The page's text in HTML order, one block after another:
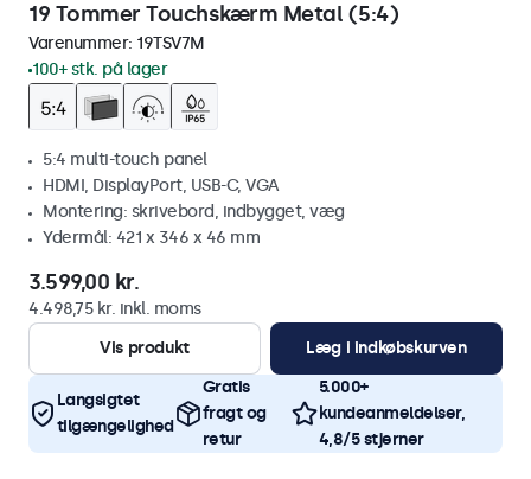
19 Tommer Touchskærm Metal (5:4)
Varenummer: 19TSV7M
100+ stk. på lager
5:4 multi-touch panel
HDMI, DisplayPort, USB-C, VGA
Montering: skrivebord, indbygget, væg
Ydermål: 421 x 346 x 46 mm
3.599,00 kr.
4.498,75 kr. inkl. moms
Vis produkt
Læg i indkøbskurven
Langsigtet
tilgængelighed
Gratis
fragt og
retur
5.000+
kundeanmeldelser,
4,8/5 stjerner